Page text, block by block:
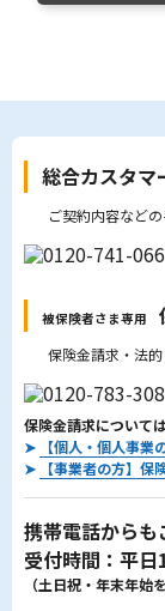
総合カスタマ
ご契約内容など
被保険者さま専用
保険金請求・法
保険金請求について
➤
【個人・個人事
➤
【事業者の方】
携帯電話からも
受付時間：平
（土日祝・年末年始